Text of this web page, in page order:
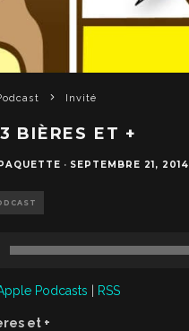
Invité
BIÈRES ET +
· SEPTEMBRE 21, 2014
Podcasts RSS
et +